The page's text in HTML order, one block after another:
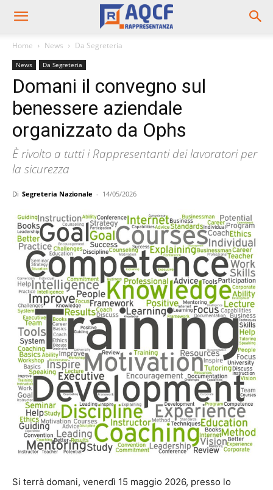
Home News Da Segreteria
News Da Segreteria
Domani il convegno sul
benessere aziendale
organizzato da Ophs
È rivolto a tutti i Rappresentanti dei lavoratori per
la sicurezza
Di Segreteria Nazionale - 14/05/2026
Si terrà domani, venerdì 15 maggio 2026, presso lo